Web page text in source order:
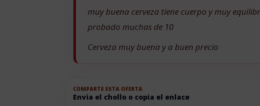
muy buena cerveza tiene cuerpo y muy
probado muchas de 10
Cerveza muy buena y a buen precio
COMPARTE ESTA OFERTA
Envia el chollo o copia el enlace